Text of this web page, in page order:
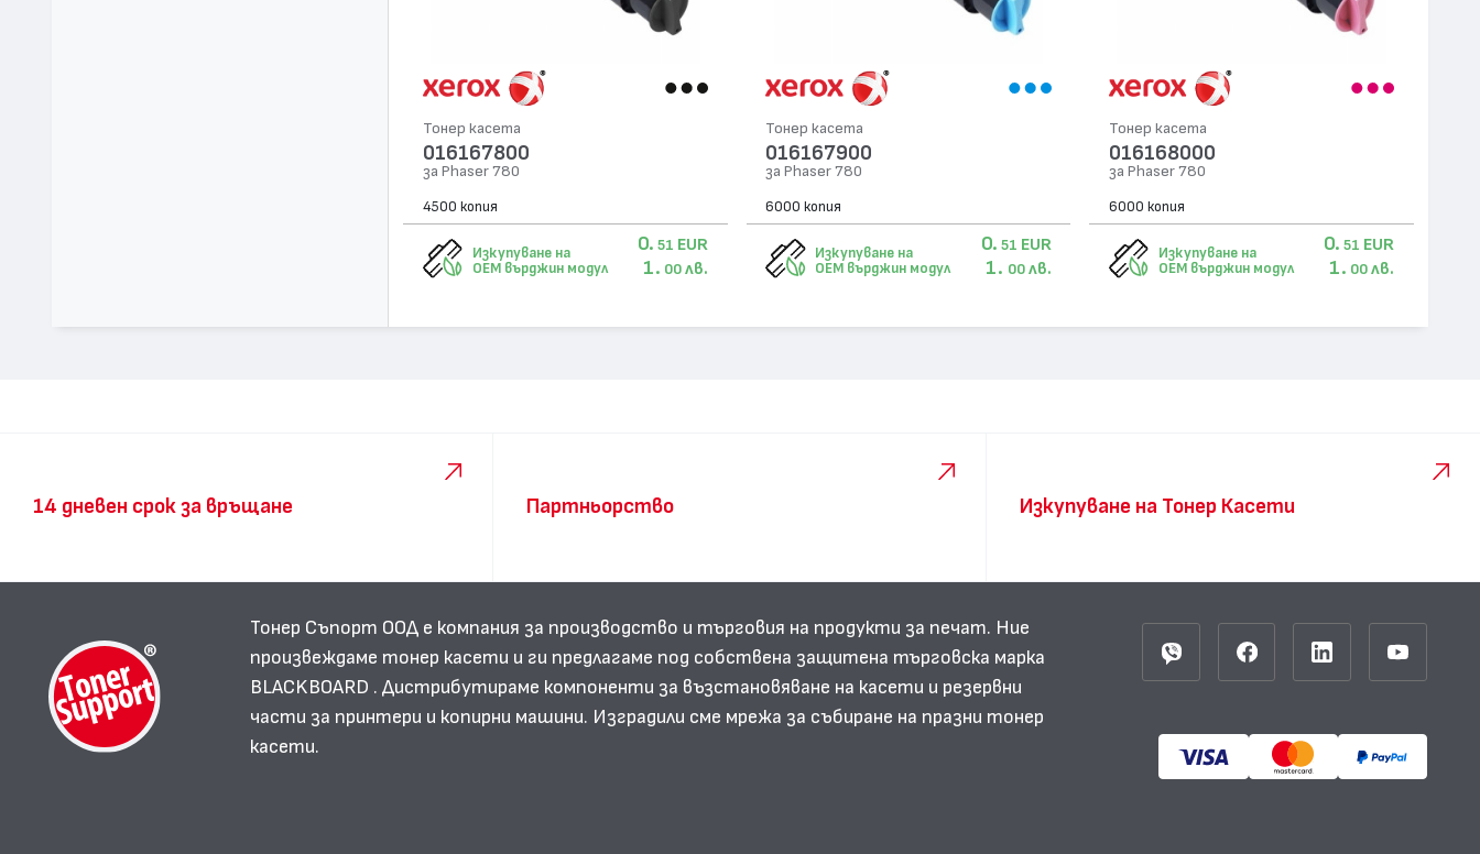
Тонер касета
016167800
за Phaser 780
4500 копия
Изкупуване на
OEM върджин модул
0. 51 EUR
1. 00 лв.
Тонер касета
016167900
за Phaser 780
6000 копия
Изкупуване на
OEM върджин модул
0. 51 EUR
1. 00 лв.
Тонер касета
016168000
за Phaser 780
6000 копия
Изкупуване на
OEM върджин модул
0. 51 EUR
1. 00 лв.
14 дневен срок за връщане Партньорство Изкупуване на Тонер Касети
Тонер Съпорт ООД е компания за производство и търговия на продукти за печат. Ние
произвеждаме тонер касети и ги предлагаме под собствена защитена търговска марка
BLACKBOARD . Дистрибутираме компоненти за възстановяване на касети и резервни
части за принтери и копирни машини. Изградили сме мрежа за събиране на празни тонер
касети.